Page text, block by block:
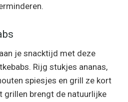
je snacktijd met deze
Rijg stukjes ananas,
spiesjes en grill ze kort
grillen brengt de natuurlijke